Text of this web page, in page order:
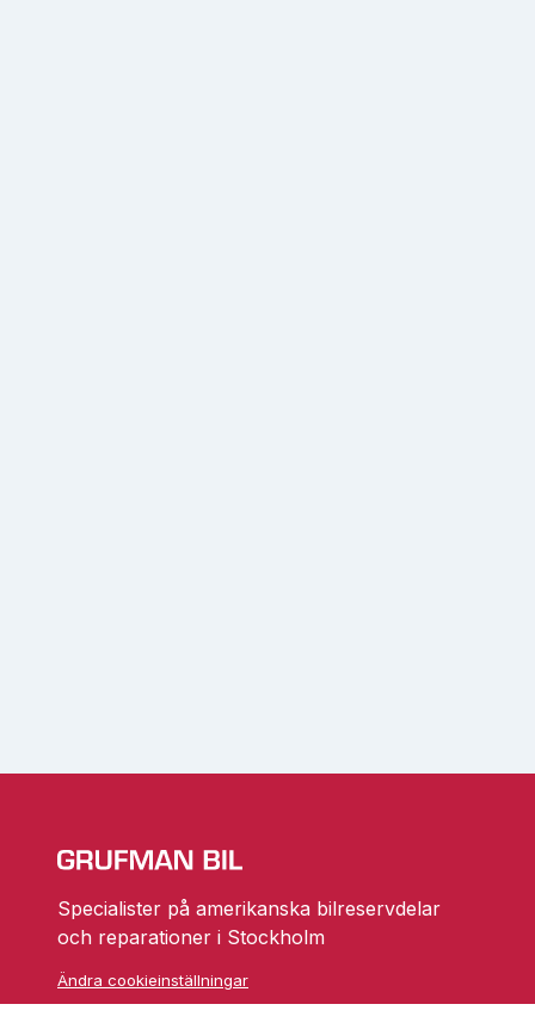
Specialister på amerikanska bilreservdelar
och reparationer i Stockholm
Ändra cookieinställningar